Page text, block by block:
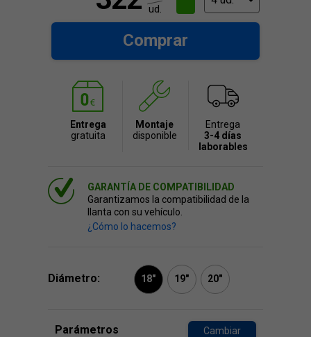
ud.
Comprar
Entrega
gratuita
Montaje
disponible
Entrega
3-4 días
laborables
GARANTÍA DE COMPATIBILIDAD
Garantizamos la compatibilidad de la
llanta con su vehículo.
¿Cómo lo hacemos?
Diámetro: 18" 19" 20"
Parámetros Cambiar